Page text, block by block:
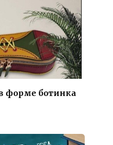
форме ботинка